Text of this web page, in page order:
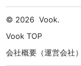
© 2026 Vook.
Vook TOP
会社概要（運営会社）